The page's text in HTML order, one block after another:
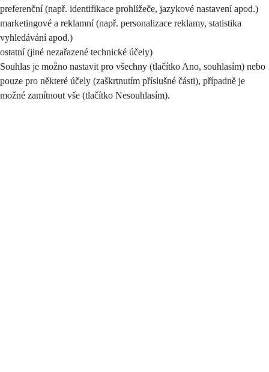
preferenční (např. identifikace prohlížeče, jazykové nastavení apod.)
marketingové a reklamní (např. personalizace reklamy, statistika
vyhledávání apod.)
ostatní (jiné nezařazené technické účely)
Souhlas je možno nastavit pro všechny (tlačítko Ano, souhlasím) nebo
pouze pro některé účely (zaškrtnutím příslušné části), případně je
možné zamítnout vše (tlačítko Nesouhlasím).